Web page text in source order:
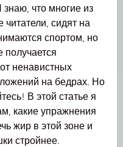
знаю, что многие из
читатели, сидят на
спортом, но
получается
ненавистных
на бедрах. Но
В этой статье я
какие упражнения
жир в этой зоне и
стройнее.